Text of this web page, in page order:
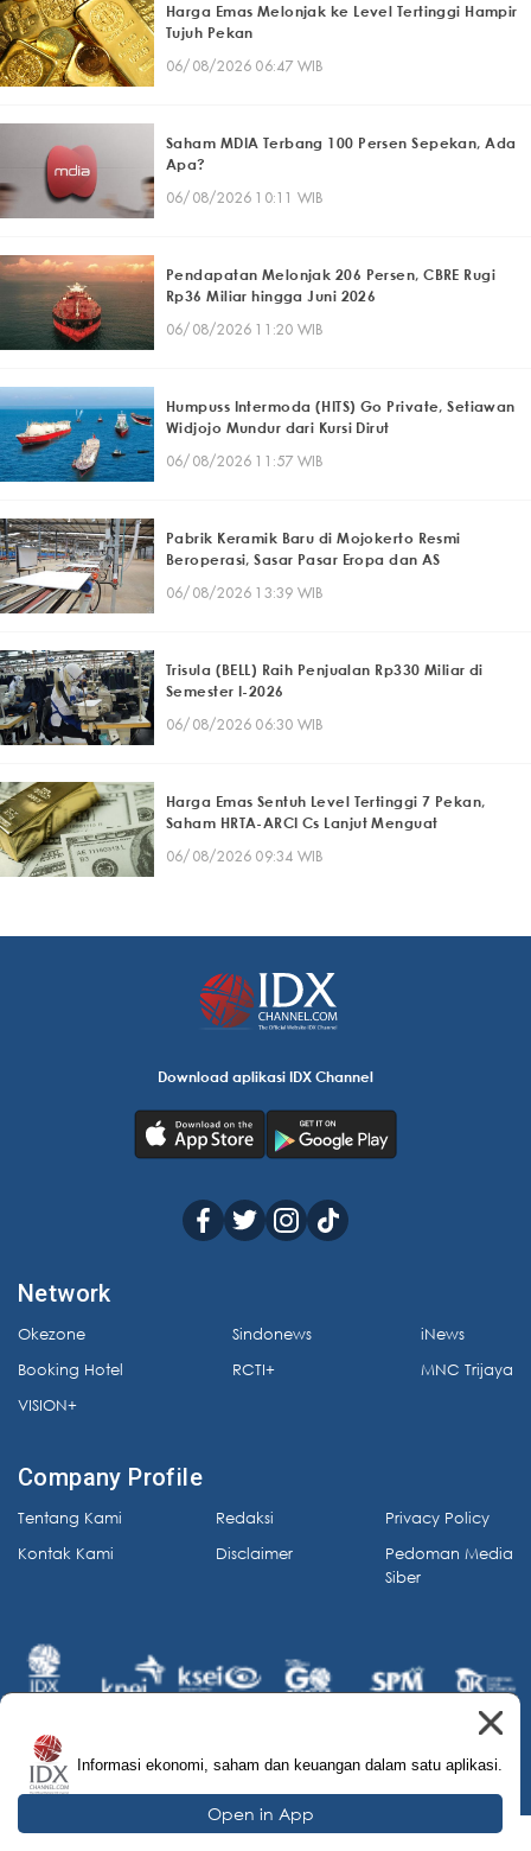
Harga Emas Melonjak ke Level Tertinggi Hampir
Tujuh Pekan
06/08/2026 06:47 WIB
Saham MDIA Terbang 100 Persen Sepekan, Ada
Apa?
06/08/2026 10:11 WIB
Pendapatan Melonjak 206 Persen, CBRE Rugi
Rp36 Miliar hingga Juni 2026
06/08/2026 11:20 WIB
Humpuss Intermoda (HITS) Go Private, Setiawan
Widjojo Mundur dari Kursi Dirut
06/08/2026 11:57 WIB
Pabrik Keramik Baru di Mojokerto Resmi
Beroperasi, Sasar Pasar Eropa dan AS
06/08/2026 13:39 WIB
Trisula (BELL) Raih Penjualan Rp330 Miliar di
Semester I-2026
06/08/2026 06:30 WIB
Harga Emas Sentuh Level Tertinggi 7 Pekan,
Saham HRTA-ARCI Cs Lanjut Menguat
06/08/2026 09:34 WIB
Download aplikasi IDX Channel
Network
Okezone
Booking Hotel
VISION+
Sindonews
RCTI+
iNews
MNC Trijaya
Company Profile
Tentang Kami
Kontak Kami
Redaksi
Disclaimer
Privacy Policy
Pedoman Media
Siber
© 2026 IDX Channel. All Rights Reserved.
Informasi ekonomi, saham dan keuangan dalam satu aplikasi.
Open in App